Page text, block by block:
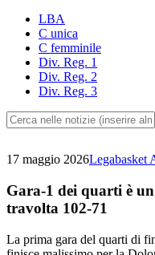
LBA
C unica
C femminile
Div. Reg. 1
Div. Reg. 2
Div. Reg. 3
17 maggio 2026Legabasket
Gara-1 dei quarti è
travolta 102-71
La prima gara del quarti di